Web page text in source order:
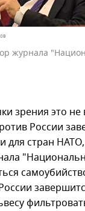
журнала
зрения это
России
для стран